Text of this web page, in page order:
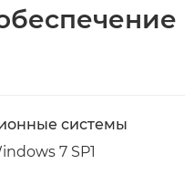
системы
7 SP1